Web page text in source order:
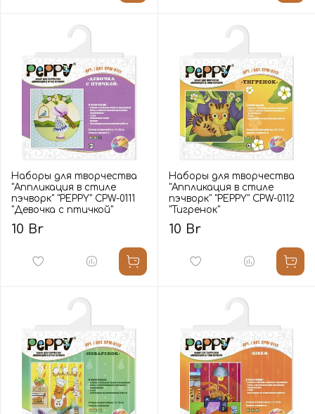
Наборы для творчества
"Аппликация в стиле
пэчворк" "PEPPY" CPW-0111
"Девочка с птичкой"
10 Br
Наборы для творчества
"Аппликация в стиле
пэчворк" "PEPPY" CPW-0112
"Тигренок"
10 Br